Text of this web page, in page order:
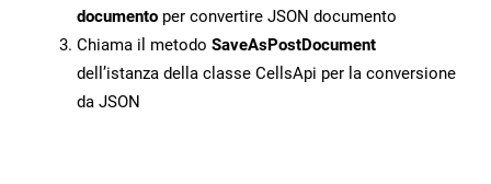
documento per convertire JSON documento
Chiama il metodo SaveAsPostDocument
dell’istanza della classe CellsApi per la conversione
da JSON